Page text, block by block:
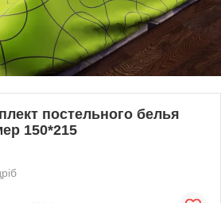
постельного белья
150*215